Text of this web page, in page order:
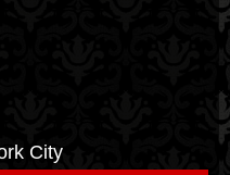
City